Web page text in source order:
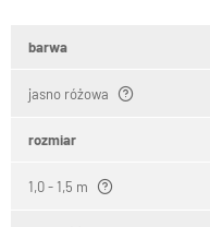
barwa
jasno różowa
rozmiar
1,0 - 1,5 m